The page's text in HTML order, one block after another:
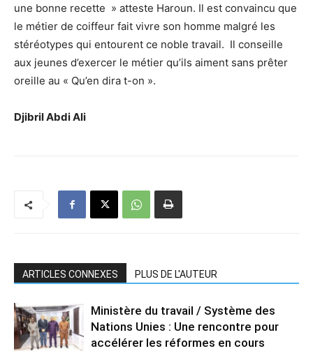
une bonne recette » atteste Haroun. Il est convaincu que
le métier de coiffeur fait vivre son homme malgré les
stéréotypes qui entourent ce noble travail. Il conseille
aux jeunes d’exercer le métier qu’ils aiment sans prêter
oreille au « Qu’en dira t-on ».
Djibril Abdi Ali
ARTICLES CONNEXES PLUS DE L'AUTEUR
Ministère du travail / Système des
Nations Unies : Une rencontre pour
accélérer les réformes en cours